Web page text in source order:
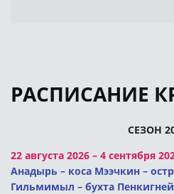
РАСПИСАНИЕ
СЕЗОН
22 августа 2026 – 4 сентября
Анадырь – коса Мээчкин –
Гильмимыл – бухта